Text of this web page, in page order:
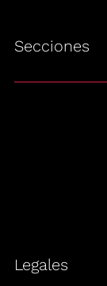
Secciones
Legales